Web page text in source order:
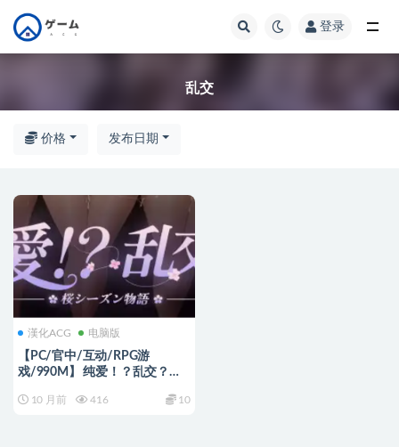
登录
乱交
价格 发布日期
漢化ACG 电脑版
【PC/官中/互动/RPG游
戏/990M】 纯爱！？乱交？！
ーズン物語）官中版+互动RPG
10 月前 416 10